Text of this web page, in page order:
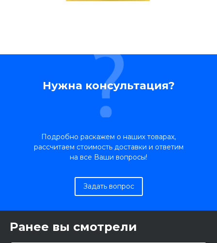
Нужна консультация?
Подробно раскажем о наших товарах,
рассчитаем стоимость доставки и ответим
на все Ваши вопросы!
Задать вопрос
Ранее вы смотрели